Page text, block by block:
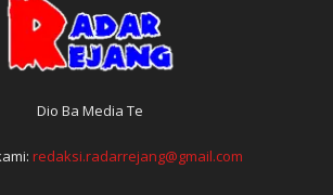
Dio Ba Media Te
redaksi.radarrejang@gmail.com